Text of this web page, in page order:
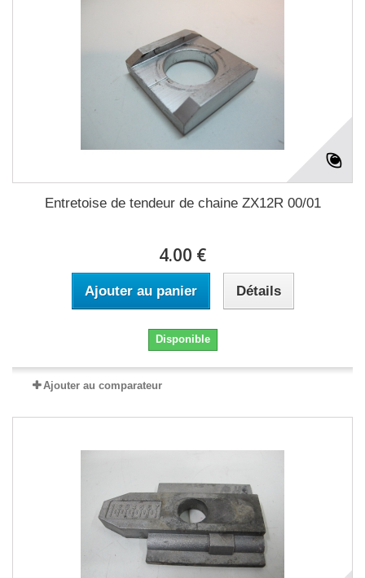
Entretoise de tendeur de chaine ZX12R 00/01
4.00 €
Ajouter au panier Détails
Disponible
Ajouter au comparateur